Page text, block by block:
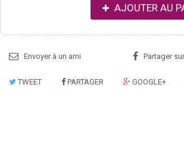
AJOUTER AU
Envoyer à un ami Partager
TWEET PARTAGER GOOGLE+